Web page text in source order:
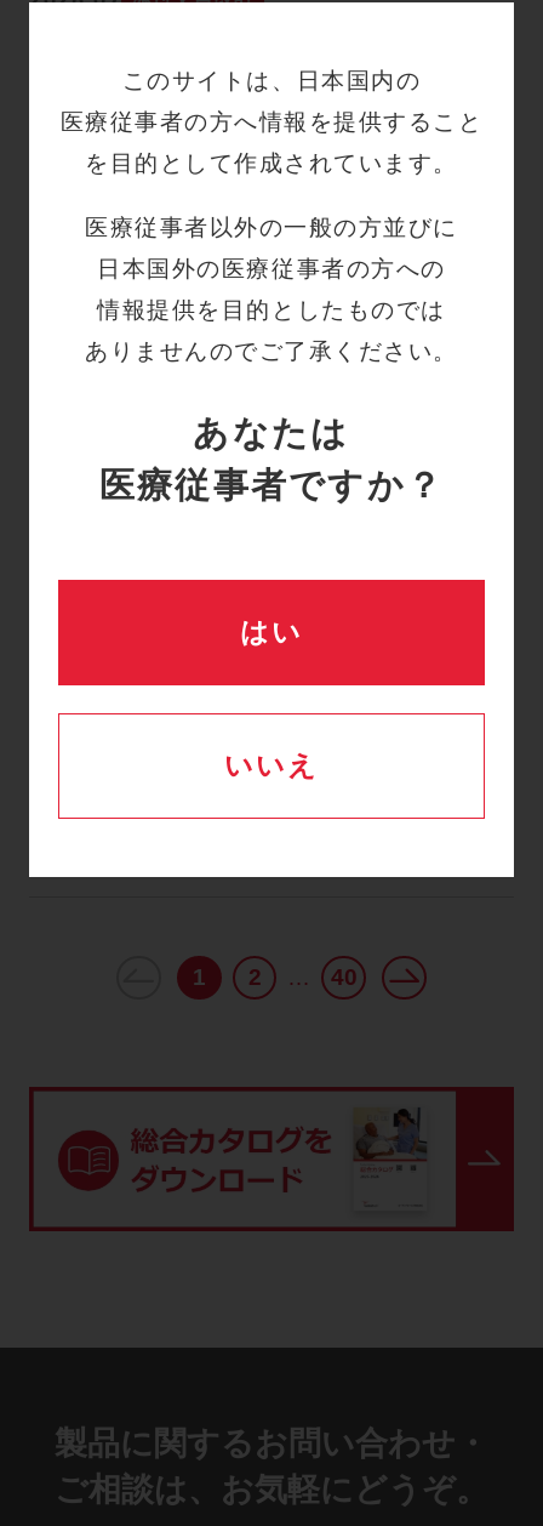
このサイトは、日本国内の
医療従事者の方へ情報を提供すること
を目的として作成されています。
医療従事者以外の一般の方並びに
日本国外の医療従事者の方への
情報提供を目的としたものでは
ありませんのでご了承ください。
あなたは
医療従事者ですか？
はい
いいえ
のご案内
2026.06 販売中止
「マルチチャネル ドレナージ ポンプ
ソフトバッグ」販売中止のご案内
変更案内
「SCD700 シリーズ」「SCD スマー
「SCD エクスプレス」「SCD700 シ
1 2 … 40
製品に関するお問い合わせ・
ご相談は、お気軽にどうぞ。